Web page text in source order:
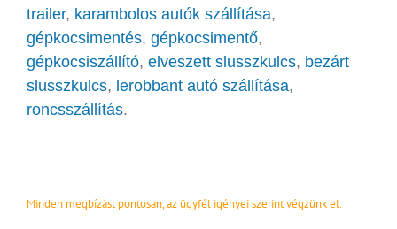
trailer, karambolos autók szállítása,
gépkocsimentés, gépkocsimentő,
gépkocsiszállító, elveszett slusszkulcs, bezárt
slusszkulcs, lerobbant autó szállítása,
roncsszállítás.
Minden megbízást pontosan, az ügyfél igényei szerint végzünk el.